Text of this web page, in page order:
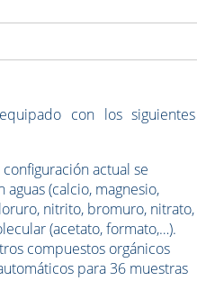
con los siguientes
configuración actual se
aguas (calcio, magnesio,
nitrito, bromuro, nitrato,
(acetato, formato,…).
compuestos orgánicos
para 36 muestras